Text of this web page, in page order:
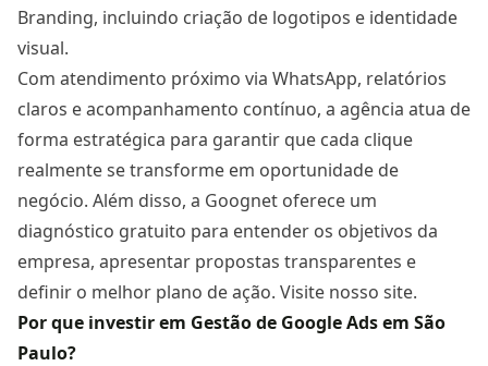
Branding, incluindo criação de logotipos e identidade
visual.
Com atendimento próximo via WhatsApp, relatórios
claros e acompanhamento contínuo, a agência atua de
forma estratégica para garantir que cada clique
realmente se transforme em oportunidade de
negócio. Além disso, a Goognet oferece um
diagnóstico gratuito para entender os objetivos da
empresa, apresentar propostas transparentes e
definir o melhor plano de ação. Visite nosso site.
Por que investir em Gestão de Google Ads em São
Paulo?